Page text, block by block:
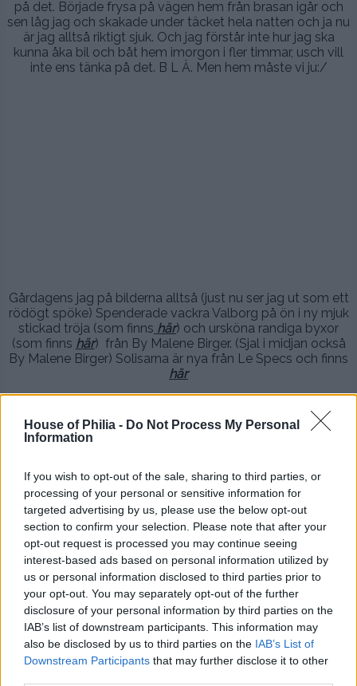
House of Philia - Do Not Process My Personal
Information
If you wish to opt-out of the sale, sharing to third parties, or
processing of your personal or sensitive information for
targeted advertising by us, please use the below opt-out
section to confirm your selection. Please note that after your
opt-out request is processed you may continue seeing
interest-based ads based on personal information utilized by
us or personal information disclosed to third parties prior to
your opt-out. You may separately opt-out of the further
disclosure of your personal information by third parties on the
IAB’s list of downstream participants. This information may
also be disclosed by us to third parties on the IAB’s List of
Downstream Participants that may further disclose it to other
på det. Började frysa på vägen hem från brasan igår och
sen låg jag och skakade under täcket hela natten och ja nu
är jag alltså riktigt sjuk. Och jag förstår inte hur jag ska
kunna åka bil och båt hem imorgon i fler timmar, usch vill
inte ens tänka på det. B L Ä. Men hem måste vi ju:/
Gårdagens jag på bilderna alltså (just nu ser jag ut som ett
rödögt spöke) Spenderade vackra Valborg på ön i ny mjuk
stickad tröja (som finns här) och ursköna randiga byxor
(som finns här) från By Malene Birger. (Sjal i midjan också
By Malene Birger) Solisarna är nya från Le Specs och finns
här
Vi gjorden en utflykt till den ekologiska oasen Lilla Bjers
söder om Visby och åt en mycket mumsig sen lunch.
Älskar sån här mat!